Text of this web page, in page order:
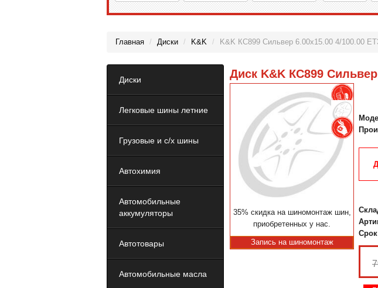
Главная / Диски / K&K / K&K КС899 Сильвер 6.00x15.00 4/100.00
Диски
Легковые шины летние
Грузовые и с/х шины
Автохимия
Автомобильные
аккумуляторы
Автотовары
Автомобильные масла
Диск K&K КС899 Сильвер
35% скидка на шиномонтаж шин,
приобретенных у нас.
Запись на шиномонтаж